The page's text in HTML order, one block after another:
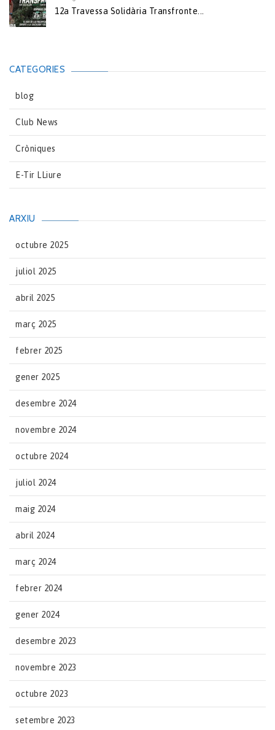
12a Travessa Solidària Transfronte...
CATEGORIES
blog
Club News
Cròniques
E-Tir LLiure
ARXIU
octubre 2025
juliol 2025
abril 2025
març 2025
febrer 2025
gener 2025
desembre 2024
novembre 2024
octubre 2024
juliol 2024
maig 2024
abril 2024
març 2024
febrer 2024
gener 2024
desembre 2023
novembre 2023
octubre 2023
setembre 2023